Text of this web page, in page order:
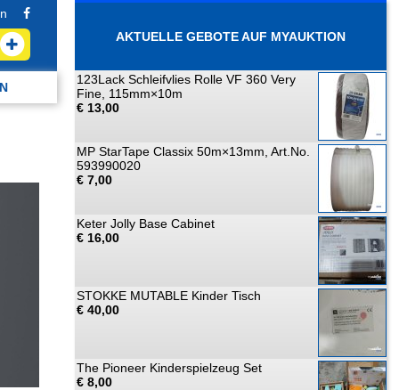
AKTUELLE GEBOTE AUF MYAUKTION
123Lack Schleifvlies Rolle VF 360 Very
Fine, 115mm×10m
€ 13,00
MP StarTape Classix 50m×13mm, Art.No.
593990020
€ 7,00
Keter Jolly Base Cabinet
€ 16,00
STOKKE MUTABLE Kinder Tisch
€ 40,00
The Pioneer Kinderspielzeug Set
€ 8,00